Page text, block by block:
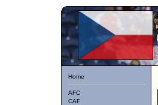
Home
AFC
CAF